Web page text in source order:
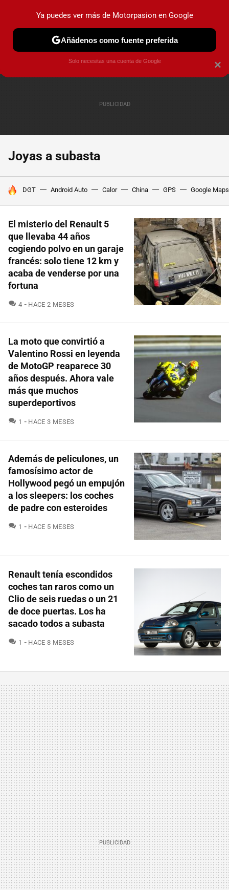
PRUEBAS COCHES ELÉCTRICOS OBSERVATORIO
Joyas a subasta
HOY SE HABLA DE
DGT Android Auto Calor China GPS Google Maps
El misterio del Renault 5
que llevaba 44 años
cogiendo polvo en un garaje
francés: solo tiene 12 km y
acaba de venderse por una
fortuna
4 COMENTARIOS
HACE 2 MESES
La moto que convirtió a
Valentino Rossi en leyenda
de MotoGP reaparece 30
años después. Ahora vale
más que muchos
superdeportivos
1 COMENTARIOS
HACE 3 MESES
Además de peliculones, un
famosísimo actor de
Hollywood pegó un empujón
a los sleepers: los coches
de padre con esteroides
1 COMENTARIOS
HACE 5 MESES
Renault tenía escondidos
coches tan raros como un
Clio de seis ruedas o un 21
de doce puertas. Los ha
sacado todos a subasta
1 COMENTARIOS
HACE 8 MESES
×
Ya puedes ver más de Motorpasion en Google
Añádenos como fuente preferida
Solo necesitas una cuenta de Google